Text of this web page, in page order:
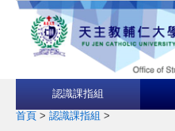
認識課指組
首頁 > 認識課指組 >